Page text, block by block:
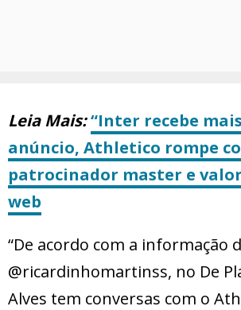
Leia Mais:“Inter recebe
anúncio, Athletico rompe
patrocinador master e
web
“De acordo com a informação
@ricardinhomartinss, no De
Alves tem conversas com o